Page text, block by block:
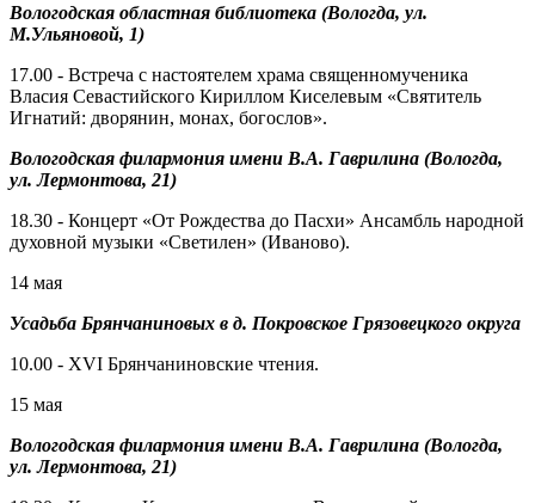
Вологодская областная библиотека (Вологда, ул.
М.Ульяновой, 1)
17.00 - Встреча с настоятелем храма священномученика
Власия Севастийского Кириллом Киселевым «Святитель
Игнатий: дворянин, монах, богослов».
Вологодская филармония имени В.А. Гаврилина (Вологда,
ул. Лермонтова, 21)
18.30 - Концерт «От Рождества до Пасхи» Ансамбль народной
духовной музыки «Светилен» (Иваново).
14 мая
Усадьба Брянчаниновых в д. Покровское Грязовецкого округа
10.00 - XVI Брянчаниновские чтения.
15 мая
Вологодская филармония имени В.А. Гаврилина (Вологда,
ул. Лермонтова, 21)